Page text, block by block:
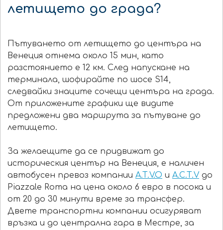
летището до града?
Пътуването от летището до центъра на
Венеция отнема около 15 мин, като
разстоянието е 12 км. След напускане на
терминала, шофирайте по шосе S14,
следвайки знаците сочещи центъра на града.
От приложените графики ще видите
предложени два маршрута за пътуване до
летището.
За желаещите да се придвижат до
историческия център на Венеция, е наличен
автобусен превоз компании A.T.V.O и A.C.T.V до
Piazzale Roma на цена около 6 евро в посока и
от 20 до 30 минути време за трансфер.
Двете транспортни компании осигуряват
връзка и до централна гара в Местре, за